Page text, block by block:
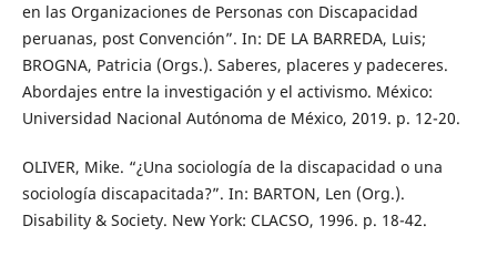
en las Organizaciones de Personas con Discapacidad
peruanas, post Convención”. In: DE LA BARREDA, Luis;
BROGNA, Patricia (Orgs.). Saberes, placeres y padeceres.
Abordajes entre la investigación y el activismo. México:
Universidad Nacional Autónoma de México, 2019. p. 12-20.
OLIVER, Mike. “¿Una sociología de la discapacidad o una
sociología discapacitada?”. In: BARTON, Len (Org.).
Disability & Society. New York: CLACSO, 1996. p. 18-42.